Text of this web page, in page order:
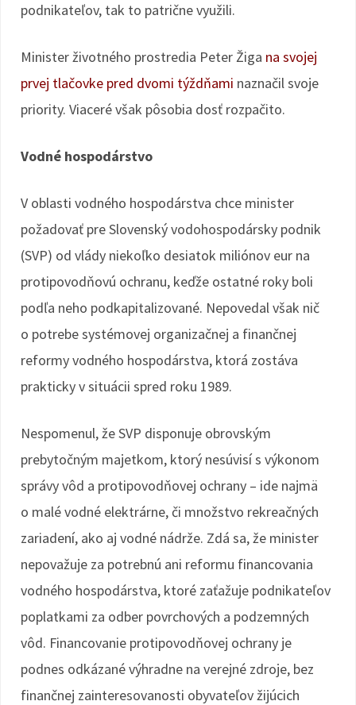
podnikateľov, tak to patrične využili.
Minister životného prostredia Peter Žiga na svojej
prvej tlačovke pred dvomi týždňami naznačil svoje
priority. Viaceré však pôsobia dosť rozpačito.
Vodné hospodárstvo
V oblasti vodného hospodárstva chce minister
požadovať pre Slovenský vodohospodársky podnik
(SVP) od vlády niekoľko desiatok miliónov eur na
protipovodňovú ochranu, keďže ostatné roky boli
podľa neho podkapitalizované. Nepovedal však nič
o potrebe systémovej organizačnej a finančnej
reformy vodného hospodárstva, ktorá zostáva
prakticky v situácii spred roku 1989.
Nespomenul, že SVP disponuje obrovským
prebytočným majetkom, ktorý nesúvisí s výkonom
správy vôd a protipovodňovej ochrany – ide najmä
o malé vodné elektrárne, či množstvo rekreačných
zariadení, ako aj vodné nádrže. Zdá sa, že minister
nepovažuje za potrebnú ani reformu financovania
vodného hospodárstva, ktoré zaťažuje podnikateľov
poplatkami za odber povrchových a podzemných
vôd. Financovanie protipovodňovej ochrany je
podnes odkázané výhradne na verejné zdroje, bez
finančnej zainteresovanosti obyvateľov žijúcich